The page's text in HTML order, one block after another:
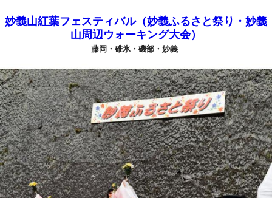
妙義山紅葉フェスティバル（妙義ふるさと祭り・妙義
山周辺ウォーキング大会）
藤岡・碓氷・磯部・妙義